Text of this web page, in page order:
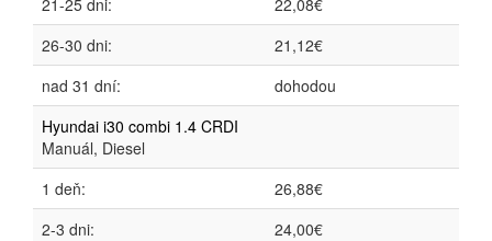
21-25 dni:
22,08€
26-30 dni:
21,12€
nad 31 dní:
dohodou
Hyundai i30 combi 1.4 CRDI
Manuál, Diesel
1 deň:
26,88€
2-3 dni:
24,00€